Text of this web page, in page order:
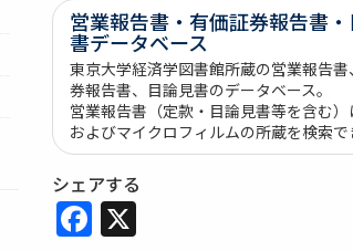
営業報告書・有価証券報告書
書データベース
東京大学経済学図書館所蔵の営業報告
券報告書、目論見書のデータベース。
営業報告書（定款・目論見書等を含む
およびマイクロフィルムの所蔵を検索で
シェアする
Facebook
X